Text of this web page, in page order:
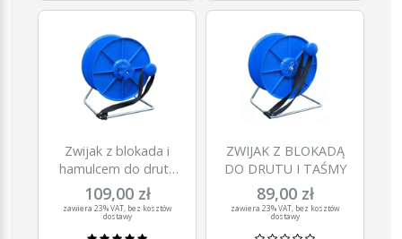
Zwijak z blokada i
hamulcem do drutu
plecionki taśmy
109,00 zł
zawiera 23% VAT, bez kosztów
dostawy
ZWIJAK Z BLOKADĄ
DO DRUTU I TAŚMY
89,00 zł
zawiera 23% VAT, bez kosztów
dostawy